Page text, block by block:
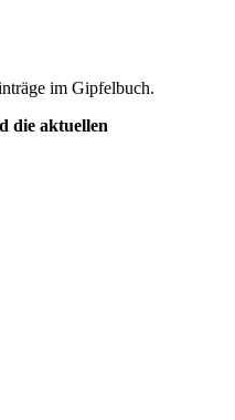
im Gipfelbuch.
die aktuellen